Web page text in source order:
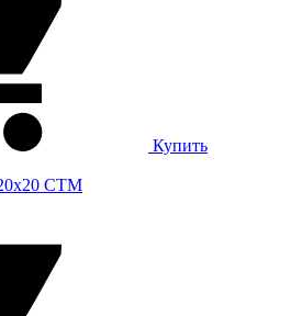
Купить
CTM